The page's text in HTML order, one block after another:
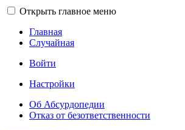
Открыть главное меню
Главная
Случайная
Войти
Настройки
Об Абсурдопедии
Отказ от безответственности